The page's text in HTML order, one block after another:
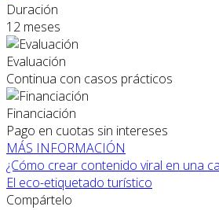
Duración
12 meses
Evaluación
Continua con casos prácticos
Financiación
Pago en cuotas sin intereses
MÁS INFORMACIÓN
¿Cómo crear contenido viral en una
El eco-etiquetado turístico
Compártelo